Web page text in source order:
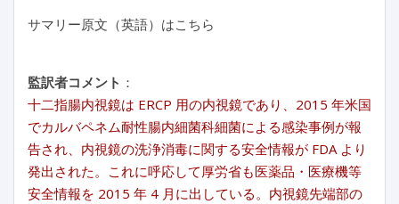
サマリー原文（英語）はこちら
監訳者コメント ：
十二指腸内視鏡は ERCP 用の内視鏡であり、2015 年米国
でカルバペネム耐性腸内細菌科細菌による感染事例が報
告され、内視鏡の洗浄消毒に関する安全情報が FDA より
発出された。これに呼応して厚労省も医薬品・医療機等
安全情報を 2015 年 4 月に出している。内視鏡先端部の